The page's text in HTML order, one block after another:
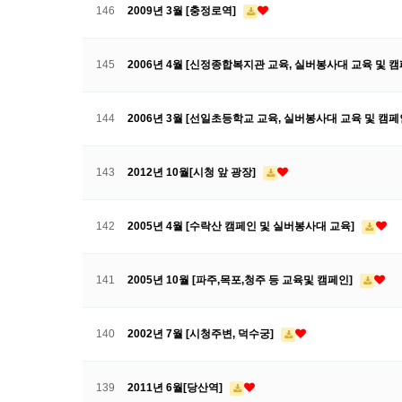
146 2009년 3월 [충정로역]
145 2006년 4월 [신정종합복지관 교육, 실버봉사대 교육 및 캠
144 2006년 3월 [선일초등학교 교육, 실버봉사대 교육 및 캠페
143 2012년 10월[시청 앞 광장]
142 2005년 4월 [수락산 캠페인 및 실버봉사대 교육]
141 2005년 10월 [파주,목포,청주 등 교육및 캠페인]
140 2002년 7월 [시청주변, 덕수궁]
139 2011년 6월[당산역]